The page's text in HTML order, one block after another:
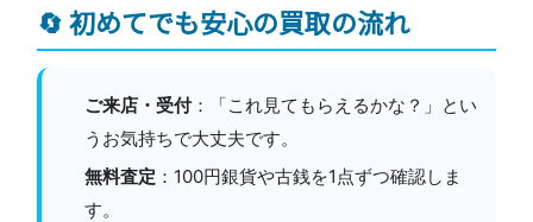
🔄 初めてでも安心の買取の流れ
ご来店・受付：「これ見てもらえるかな？」とい
うお気持ちで大丈夫です。
無料査定 ：100円銀貨や古銭を1点ずつ確認しま
す。